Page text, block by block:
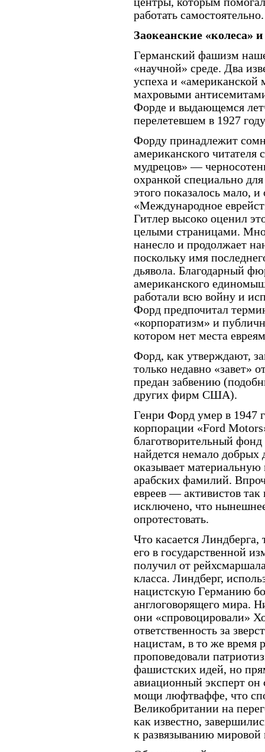
работать самостоятельно.
Заокеанские «колеса»
Германский фашизм
«научной» среде. Два
успеха и
махровыми
Форде и выдающемся
перелетевшем в 1927
Форду принадлежит
американского
мудрецов» —
охранкой специально
этого показалось мало,
«Международное
Гитлер высоко оценил
целыми страницами.
нанесло и продолжает
поскольку имя
дьявола. Благодарный
американского
работали всю войну и
Форд предпочитал
«корпоратизм» и
котором нет места
Форд, как утверждают,
только недавно «завет»
предан забвению
других фирм США).
Генри Форд умер в 1947
корпорации «Ford
благотворительный
найдется немало добрых
оказывает материальную
арабских фамилий.
евреев — активистов
исключено, что
опротестовать.
Что касается
его в государственной
получил от
класса. Линдберг,
нацистскую Германию
англоговорящего мира.
они «спровоцировали»
ответственность за
нацистам, в то же время
проповедовали
фашистских идей, но
авиационный эксперт он
мощи люфтваффе, что
Великобритании на
как известно,
к развязыванию мировой